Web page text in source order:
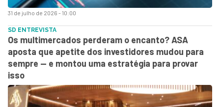
31 de julho de 2026 - 10:00
SD ENTREVISTA
Os multimercados perderam o encanto? ASA
aposta que apetite dos investidores mudou para
sempre — e montou uma estratégia para provar
isso